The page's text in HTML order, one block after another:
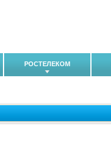
РОСТЕЛЕКОМ